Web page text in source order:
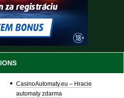
CasinoAutomaty.eu – Hracie
automaty zdarma